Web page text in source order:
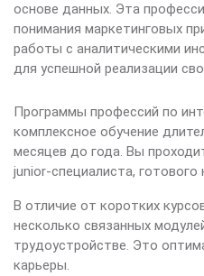
основе данных. Эта
понимания маркетинговых
работы с аналитическими
для успешной реализации
Программы профессий по
комплексное обучение
месяцев до года. Вы
junior-специалиста, готового
В отличие от коротких
несколько связанных
трудоустройстве. Это
карьеры.